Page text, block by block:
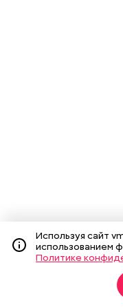
Используя сайт
использованием
Политике